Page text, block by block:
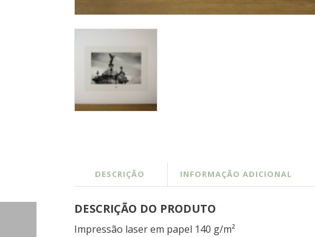
DESCRIÇÃO INFORMAÇÃO ADICIONAL
DESCRIÇÃO DO PRODUTO
Impressão laser em papel 140 g/m²